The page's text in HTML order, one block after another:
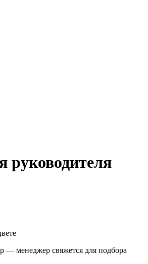
руководителя
— менеджер свяжется для подбора